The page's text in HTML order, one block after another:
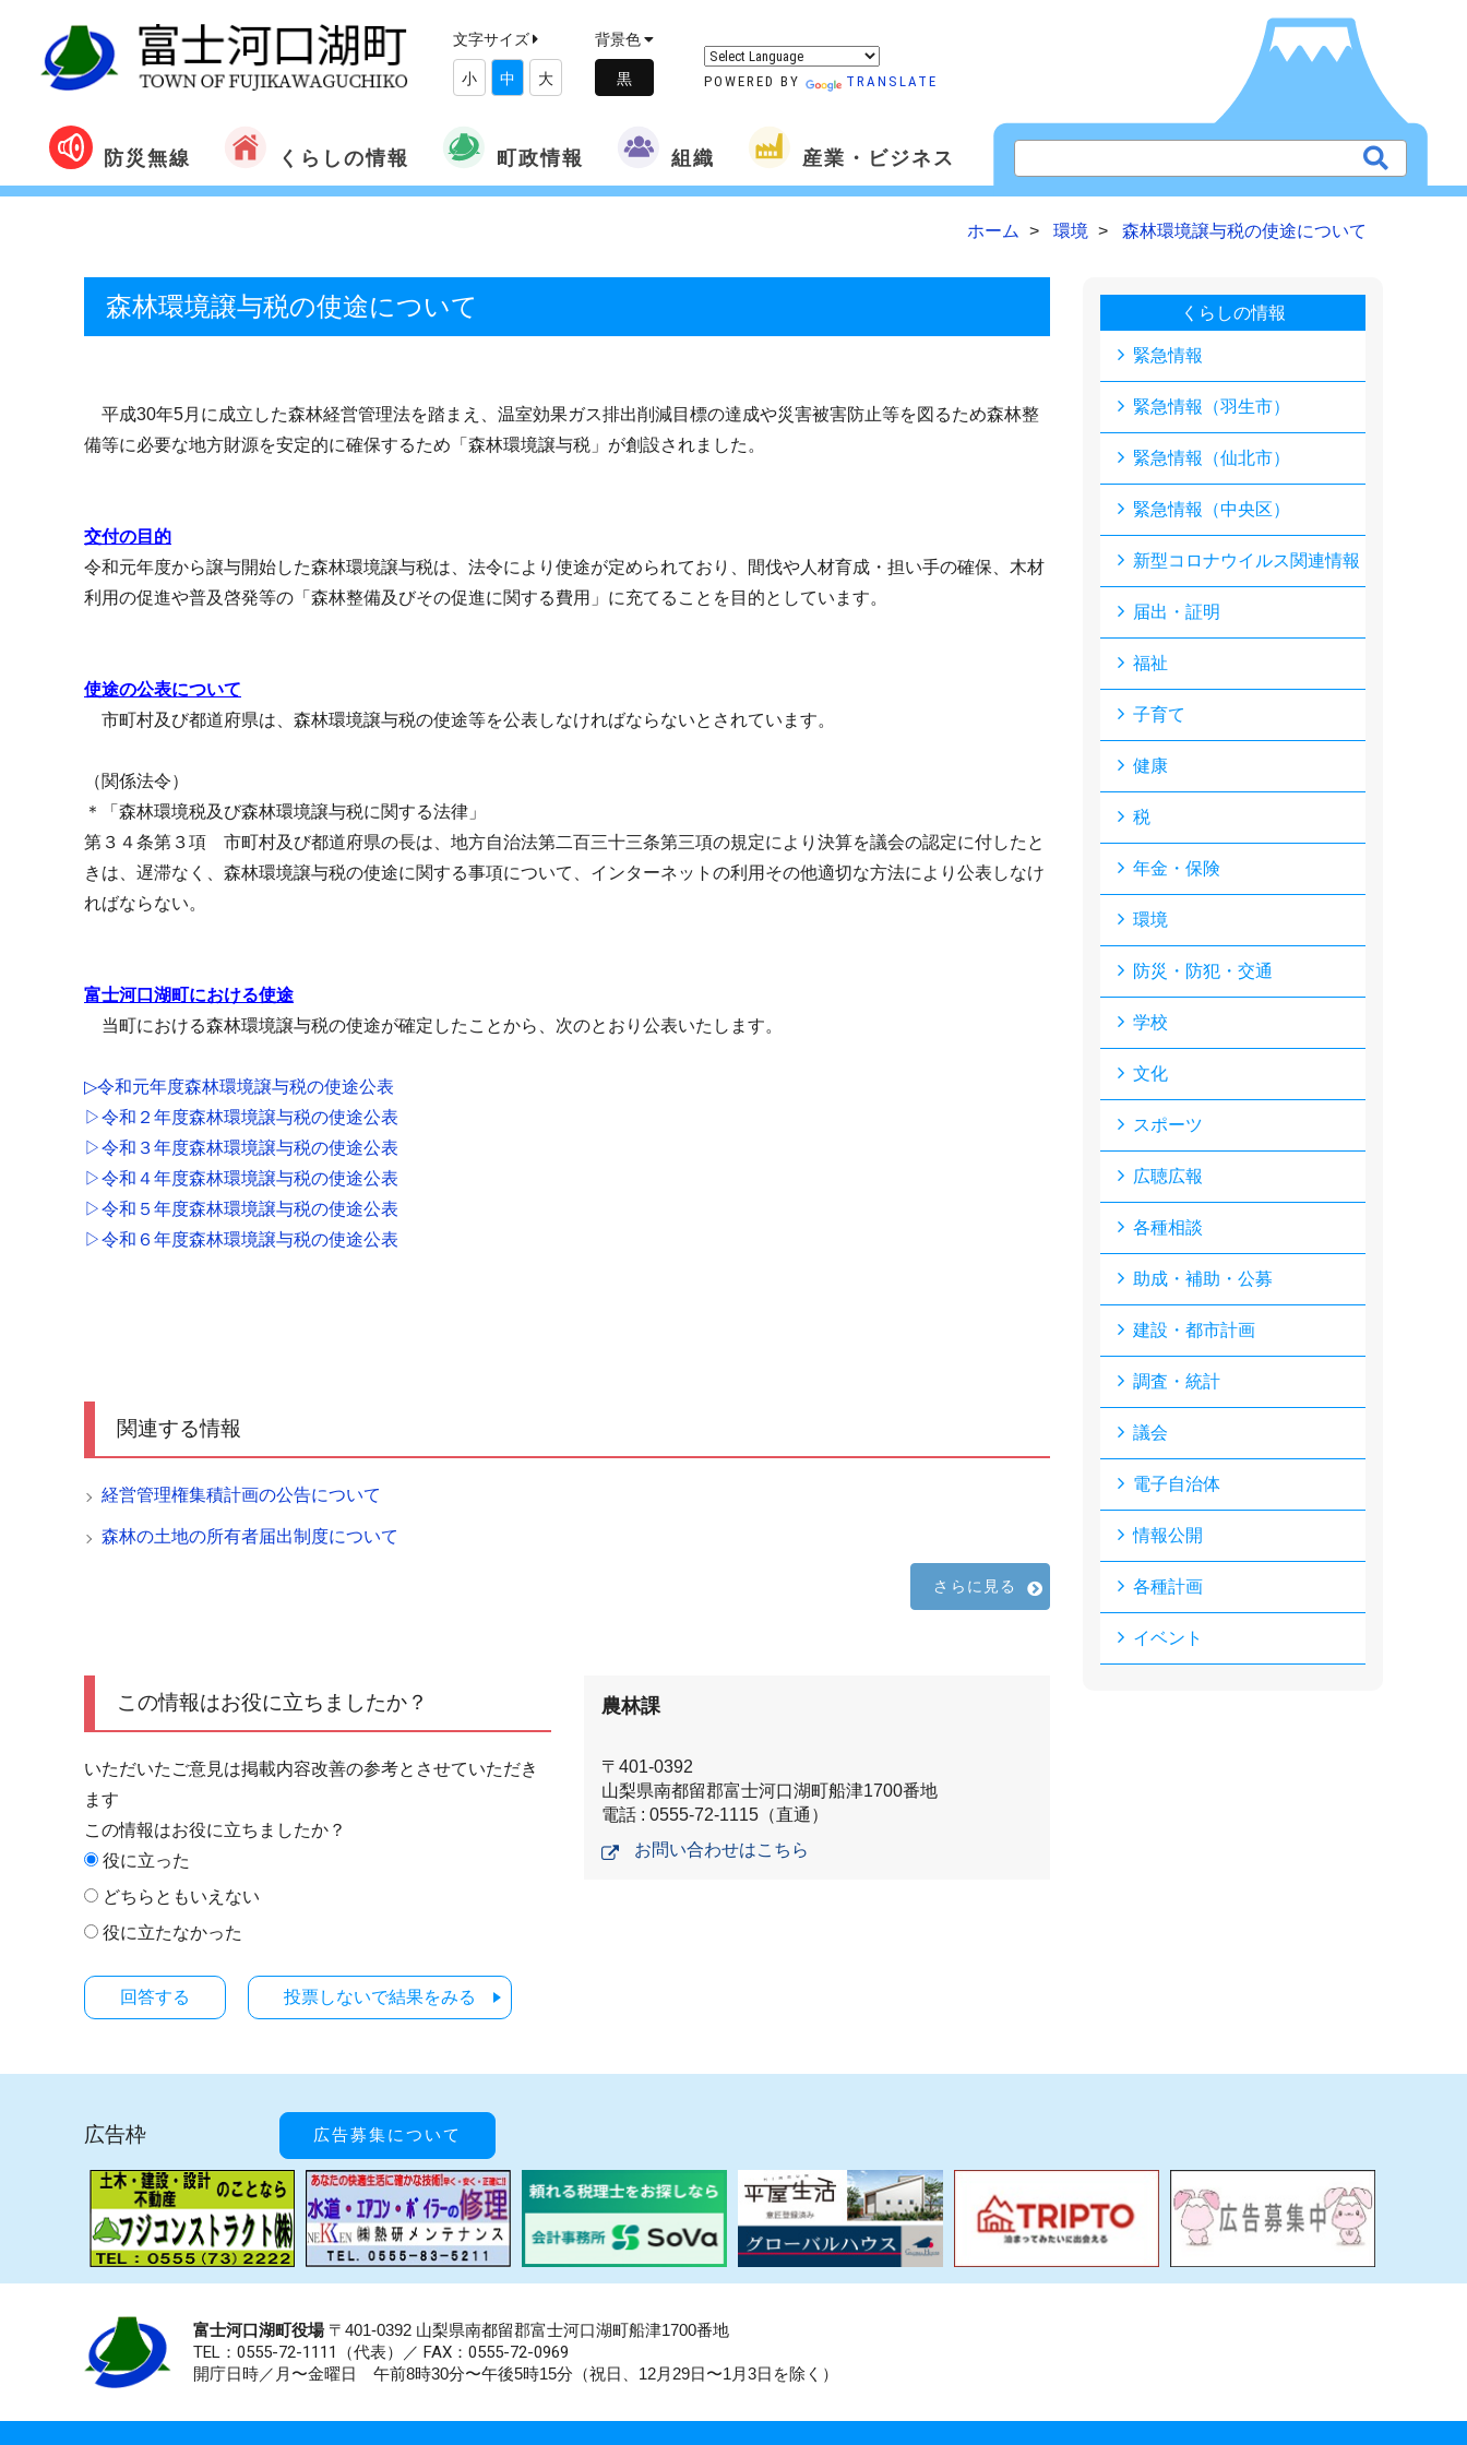
文字サイズ
小 中 大
背景色
POWERED BY TRANSLATE
防災無線 くらしの情報 町政情報 組織 産業・ビジネス
ホーム 環境 森林環境譲与税の使途について
森林環境譲与税の使途について
平成30年5月に成立した森林経営管理法を踏まえ、温室効果ガス排出削減目標の達成や災害被害防止等を図るため森林整
備等に必要な地方財源を安定的に確保するため「森林環境譲与税」が創設されました。
交付の目的
令和元年度から譲与開始した森林環境譲与税は、法令により使途が定められており、間伐や人材育成・担い手の確保、木材
利用の促進や普及啓発等の「森林整備及びその促進に関する費用」に充てることを目的としています。
使途の公表について
市町村及び都道府県は、森林環境譲与税の使途等を公表しなければならないとされています。
（関係法令）
＊「森林環境税及び森林環境譲与税に関する法律」
第３４条第３項 市町村及び都道府県の長は、地方自治法第二百三十三条第三項の規定により決算を議会の認定に付したと
きは、遅滞なく、森林環境譲与税の使途に関する事項について、インターネットの利用その他適切な方法により公表しなけ
ればならない。
富士河口湖町における使途
当町における森林環境譲与税の使途が確定したことから、次のとおり公表いたします。
▷令和元年度森林環境譲与税の使途公表
▷令和２年度森林環境譲与税の使途公表
▷令和３年度森林環境譲与税の使途公表
▷令和４年度森林環境譲与税の使途公表
▷令和５年度森林環境譲与税の使途公表
▷令和６年度森林環境譲与税の使途公表
関連する情報
経営管理権集積計画の公告について
森林の土地の所有者届出制度について
さらに見る
この情報はお役に立ちましたか？
いただいたご意見は掲載内容改善の参考とさせていただき
ます
この情報はお役に立ちましたか？
役に立った
どちらともいえない
役に立たなかった
投票しないで結果をみる
農林課
〒401-0392
山梨県南都留郡富士河口湖町船津1700番地
電話 : 0555-72-1115（直通）
お問い合わせはこちら
くらしの情報
緊急情報
緊急情報（羽生市）
緊急情報（仙北市）
緊急情報（中央区）
新型コロナウイルス関連情報
届出・証明
福祉
子育て
健康
税
年金・保険
環境
防災・防犯・交通
学校
文化
スポーツ
広聴広報
各種相談
助成・補助・公募
建設・都市計画
調査・統計
議会
電子自治体
情報公開
各種計画
イベント
広告枠 広告募集について
富士河口湖町役場〒401-0392 山梨県南都留郡富士河口湖町船津1700番地
TEL：0555-72-1111 （代表）／ FAX：0555-72-0969
開庁日時／月〜金曜日 午前8時30分〜午後5時15分（祝日、12月29日〜1月3日を除く）